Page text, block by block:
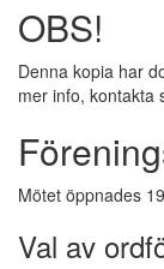
OBS!
Denna kopia har
mer info, kontakta
Mötet öppnades
Val av